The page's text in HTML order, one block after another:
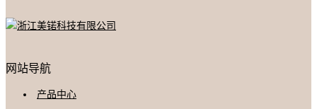
网站导航
产品中心